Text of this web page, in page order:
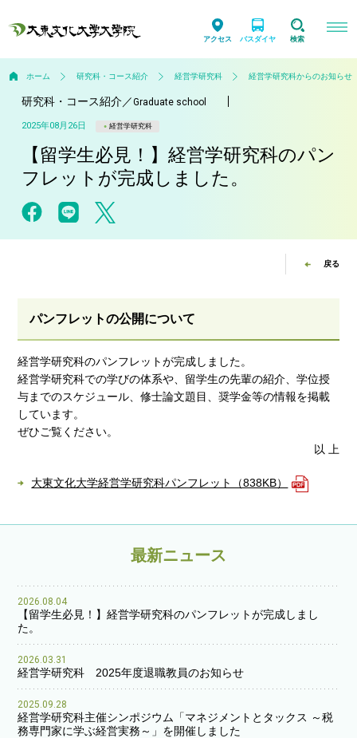
アクセス バスダイヤ 検索
ホーム 研究科・コース紹介 経営学研究科 経営学研究科からのお知らせ
研究科・コース紹介／Graduate school
2025年08月26日 経営学研究科
【留学生必見！】経営学研究科のパン
フレットが完成しました。
戻る
パンフレットの公開について
経営学研究科のパンフレットが完成しました。
経営学研究科での学びの体系や、留学生の先輩の紹介、学位授
与までのスケジュール、修士論文題目、奨学金等の情報を掲載
しています。
ぜひご覧ください。
以 上
大東文化大学経営学研究科パンフレット（838KB）
最新ニュース
2026.08.04
【留学生必見！】経営学研究科のパンフレットが完成しまし
た。
2026.03.31
経営学研究科 2025年度退職教員のお知らせ
2025.09.28
経営学研究科主催シンポジウム「マネジメントとタックス ～税
務専門家に学ぶ経営実務～」を開催しました